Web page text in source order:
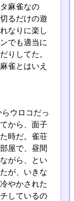
麻雀なの
るだけの遊
なりに楽し
でも適当に
りしてた。
雀とはいえ
ウロコだっ
から、面子
時だ。雀荘
屋で、昼間
がら、とい
が、いきな
やかされた
しているの